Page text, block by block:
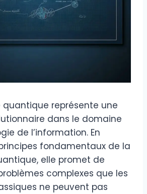
quantique représente une
dans le domaine
de l’information. En
fondamentaux de la
elle promet de
complexes que les
ne peuvent pas